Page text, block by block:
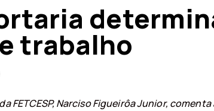
trabalho
FETCESP, Narciso Figueirôa Junior,